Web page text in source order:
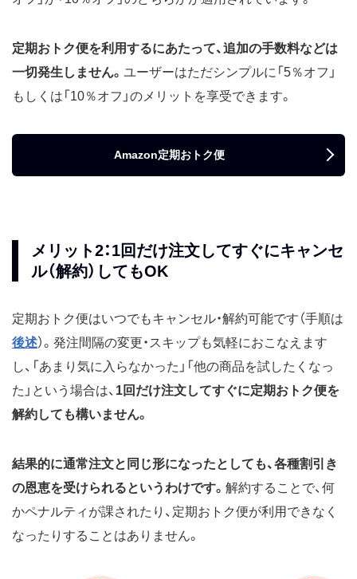
定期おトク便を利用するにあたって、追加の手数料などは
一切発生しません。 ユーザーはただシンプルに「5％オフ」
もしくは「10％オフ」のメリットを享受できます。
Amazon定期おトク便
メリット2：1回だけ注文してすぐにキャンセ
ル（解約）してもOK
定期おトク便はいつでもキャンセル・解約可能です（手順は
後述）。発注間隔の変更・スキップも気軽におこなえます
し、「あまり気に入らなかった」「他の商品を試したくなっ
た」という場合は、 1回だけ注文してすぐに定期おトク便を
解約しても構いません。
結果的に通常注文と同じ形になったとしても、各種割引き
の恩恵を受けられるというわけです。 解約することで、何
かペナルティが課されたり、定期おトク便が利用できなく
なったりすることはありません。